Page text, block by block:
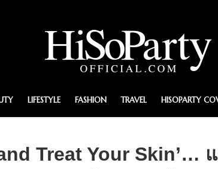
LIFESTYLE FASHION TRAVEL HISOPARTY
Treat Your Skin’…